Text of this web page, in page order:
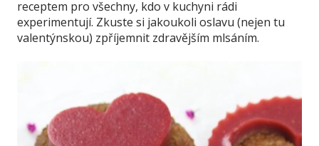
receptem pro všechny, kdo v kuchyni rádi
experimentují. Zkuste si jakoukoli oslavu (nejen tu
valentýnskou) zpříjemnit zdravějším mlsáním.